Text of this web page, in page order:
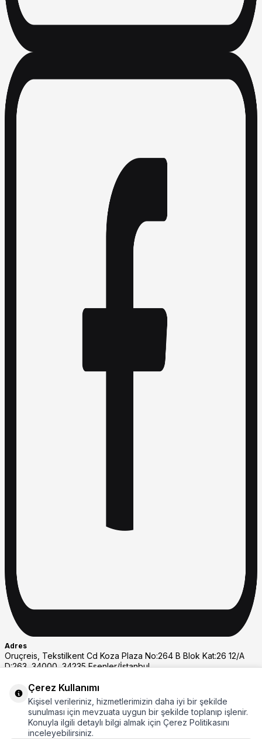
Adres
Oruçreis, Tekstilkent Cd Koza Plaza No:264 B Blok Kat:26 12/A
D:263, 34000, 34235 Esenler/İstanbul
+908508007297
Müşteri Hizmetleri
08508007297
E-Posta
Çerez Kullanımı
Kişisel verileriniz, hizmetlerimizin daha iyi bir şekilde
sunulması için mevzuata uygun bir şekilde toplanıp işlenir.
Konuyla ilgili detaylı bilgi almak için Çerez Politikasını
inceleyebilirsiniz.